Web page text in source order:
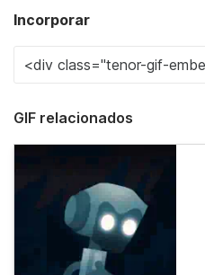
Incorporar
GIF relacionados